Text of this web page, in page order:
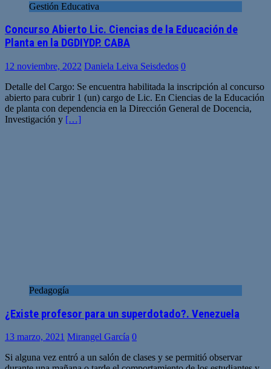
Gestión Educativa
Concurso Abierto Lic. Ciencias de la Educación de
Planta en la DGDIYDP. CABA
12 noviembre, 2022 Daniela Leiva Seisdedos 0
Detalle del Cargo: Se encuentra habilitada la inscripción al concurso
abierto para cubrir 1 (un) cargo de Lic. En Ciencias de la Educación
de planta con dependencia en la Dirección General de Docencia,
Investigación y […]
Pedagogía
¿Existe profesor para un superdotado?. Venezuela
13 marzo, 2021 Mirangel García 0
Si alguna vez entró a un salón de clases y se permitió observar